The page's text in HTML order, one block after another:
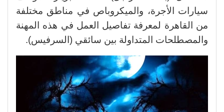
سيارات الأجرة، والميكروباص في مناطق مختلفة
من القاهرة لمعرفة تفاصيل العمل في هذه المهنة
والمصطلحات المتداولة بين سائقي (السرفيس).